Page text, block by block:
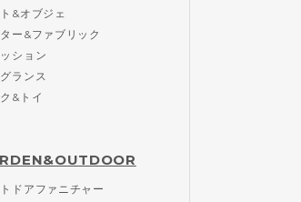
&オブジェ
ー&ファブリック
ション
ランス
&トイ
ドアファニチャー